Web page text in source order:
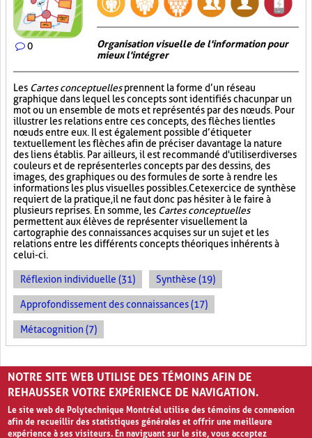
0
Organisation visuelle de l'information pour
mieux l'intégrer
Les Cartes conceptuellesprennent la forme d’un réseau
graphique dans lequel les concepts sont identifiés chacun par un
mot ou un ensemble de mots et représentés par des nœuds. Pour
illustrer les relations entre ces concepts, des flèches lient les
nœuds entre eux. Il est également possible d’étiqueter
textuellement les flèches afin de préciser davantage la nature
des liens établis. Par ailleurs, il est recommandé d'utiliser diverses
couleurs et de représenter les concepts par des dessins, des
images, des graphiques ou des formules de sorte à rendre les
informations les plus visuelles possibles. Cet exercice de synthèse
requiert de la pratique, il ne faut donc pas hésiter à le faire à
plusieurs reprises. En somme, les Cartes conceptuelles
permettent aux élèves de représenter visuellement la
cartographie des connaissances acquises sur un sujet et les
relations entre les différents concepts théoriques inhérents à
celui-ci.
Réflexion individuelle (31) Synthèse (19)
Approfondissement des connaissances (17)
Métacognition (7)
PAGES
« ‹ 1 2 3
NOTRE SITE WEB UTILISE DES TÉMOINS AFIN DE
REHAUSSER VOTRE EXPÉRIENCE DE NAVIGATION.
Le site web de Polytechnique Montréal utilise des témoins de connexion
afin de recueillir des statistiques générales et offrir une meilleure
expérience à ses visiteurs. En naviguant sur le site, vous acceptez